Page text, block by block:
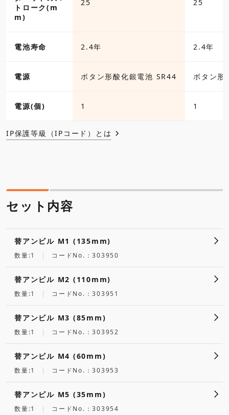
トローク(m
m)
25 25
電池寿命 2.4年 2.4年
電源 ボタン形酸化銀電池 SR44 ボタン形
電源(個) 1 1
IP保護等級（IPコード）とは
セット内容
替アンビル M1 (135mm)
数量:1 コードNo.：303950
替アンビル M2 (110mm)
数量:1 コードNo.：303951
替アンビル M3 (85mm)
数量:1 コードNo.：303952
替アンビル M4 (60mm)
数量:1 コードNo.：303953
替アンビル M5 (35mm)
数量:1 コードNo.：303954